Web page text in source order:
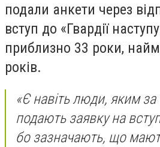
подали анкети через
вступ до «Гвардії
приблизно 33 роки,
років.
«Є навіть люди, яким
подають заявку на
бо зазначають, що